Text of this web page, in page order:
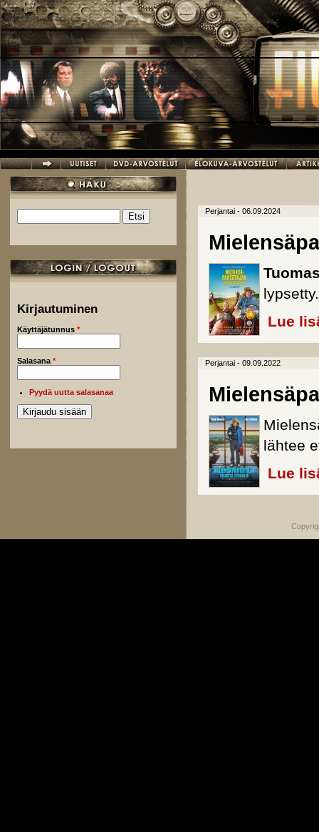
Hyppää pääsisältöön
Hakulomake
Kirjautuminen
Käyttäjätunnus *
Salasana *
Pyydä uutta salasanaa
Perjantai - 06.09.2024
lypsetty.
Lue
Perjantai - 09.09.2022
lähtee
Lue